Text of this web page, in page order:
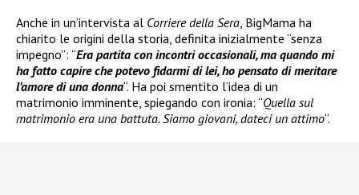
Anche in un’intervista al Corriere della Sera, BigMama ha
chiarito le origini della storia, definita inizialmente “senza
impegno”: “Era partita con incontri occasionali, ma quando mi
ha fatto capire che potevo fidarmi di lei, ho pensato di meritare
l’amore di una donna“. Ha poi smentito l’idea di un
matrimonio imminente, spiegando con ironia: “Quella sul
matrimonio era una battuta. Siamo giovani, dateci un attimo“.